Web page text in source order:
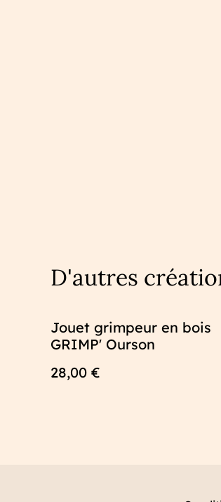
D'autres
Jouet grimpeur en bois
GRIMP' Ourson
28,00 €